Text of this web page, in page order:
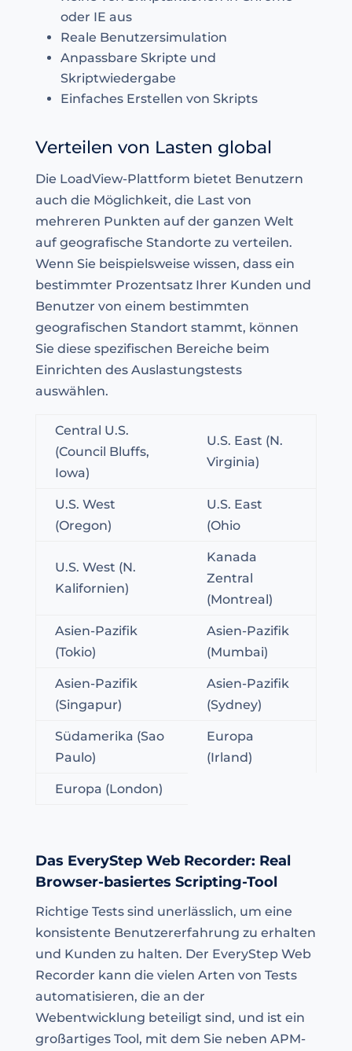
oder IE aus
Reale Benutzersimulation
Anpassbare Skripte und
Skriptwiedergabe
Einfaches Erstellen von Skripts
Verteilen von Lasten global
Die LoadView-Plattform bietet Benutzern
auch die Möglichkeit, die Last von
mehreren Punkten auf der ganzen Welt
auf geografische Standorte zu verteilen.
Wenn Sie beispielsweise wissen, dass ein
bestimmter Prozentsatz Ihrer Kunden und
Benutzer von einem bestimmten
geografischen Standort stammt, können
Sie diese spezifischen Bereiche beim
Einrichten des Auslastungstests
auswählen.
Central U.S.
(Council Bluffs,
Iowa)
U.S. East (N.
Virginia)
U.S. West
(Oregon)
U.S. East
(Ohio
U.S. West (N.
Kalifornien)
Kanada
Zentral
(Montreal)
Asien-Pazifik
(Tokio)
Asien-Pazifik
(Mumbai)
Asien-Pazifik
(Singapur)
Asien-Pazifik
(Sydney)
Südamerika (Sao
Paulo)
Europa
(Irland)
Europa (London)
Das EveryStep Web Recorder: Real
Browser-basiertes Scripting-Tool
Richtige Tests sind unerlässlich, um eine
konsistente Benutzererfahrung zu erhalten
und Kunden zu halten. Der EveryStep Web
Recorder kann die vielen Arten von Tests
automatisieren, die an der
Webentwicklung beteiligt sind, und ist ein
großartiges Tool, mit dem Sie neben APM-